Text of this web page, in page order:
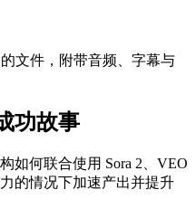
文件，附带音频、字幕与
功故事
如何联合使用 Sora 2、VEO
的情况下加速产出并提升